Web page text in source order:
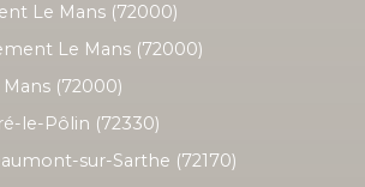
Le Mans (72000)
Le Mans (72000)
(72000)
le-Pôlin (72330)
sur-Sarthe (72170)